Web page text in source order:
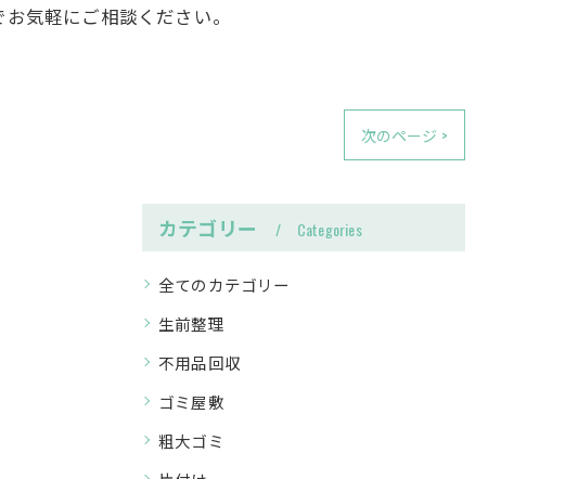
気軽にご相談ください。
次のページ >
カテゴリー Categories
全てのカテゴリー
生前整理
不用品回収
ゴミ屋敷
粗大ゴミ